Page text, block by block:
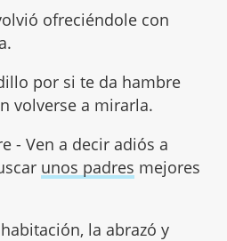
ofreciéndole con
por si te da hambre
volverse a mirarla.
- Ven a decir adiós a
unos padres mejores
la abrazó y